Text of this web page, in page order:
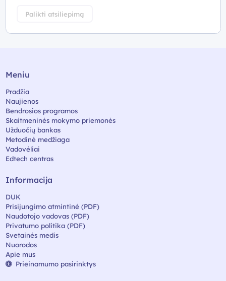
Palikti atsiliepimą
Meniu
Pradžia
Naujienos
Bendrosios programos
Skaitmeninės mokymo priemonės
Užduočių bankas
Metodinė medžiaga
Vadovėliai
Edtech centras
Informacija
DUK
Prisijungimo atmintinė (PDF)
Naudotojo vadovas (PDF)
Privatumo politika (PDF)
Svetainės medis
Nuorodos
Apie mus
Prieinamumo pasirinktys